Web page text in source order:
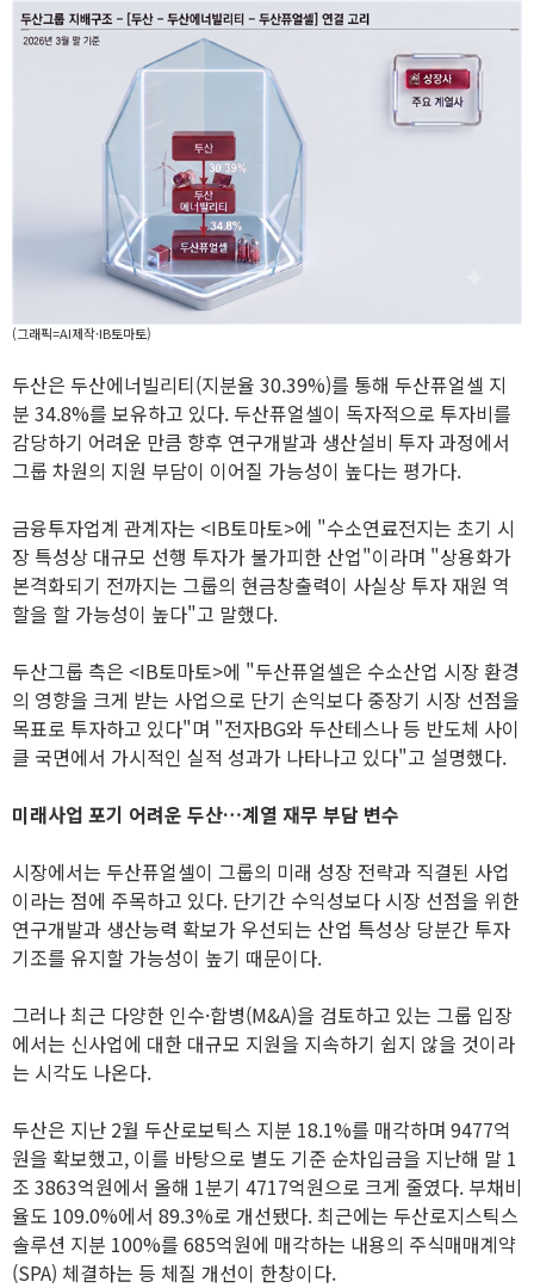
(그래픽=AI제작·IB토마토)
두산은 두산에너빌리티(지분율 30.39%)를 통해 두산퓨얼셀 지
분 34.8%를 보유하고 있다. 두산퓨얼셀이 독자적으로 투자비를
감당하기 어려운 만큼 향후 연구개발과 생산설비 투자 과정에서
그룹 차원의 지원 부담이 이어질 가능성이 높다는 평가다.
금융투자업계 관계자는 <IB토마토>에 "수소연료전지는 초기 시
장 특성상 대규모 선행 투자가 불가피한 산업"이라며 "상용화가
본격화되기 전까지는 그룹의 현금창출력이 사실상 투자 재원 역
할을 할 가능성이 높다"고 말했다.
두산그룹 측은 <IB토마토>에 "두산퓨얼셀은 수소산업 시장 환경
의 영향을 크게 받는 사업으로 단기 손익보다 중장기 시장 선점을
목표로 투자하고 있다"며 "전자BG와 두산테스나 등 반도체 사이
클 국면에서 가시적인 실적 성과가 나타나고 있다"고 설명했다.
미래사업 포기 어려운 두산…계열 재무 부담 변수
시장에서는 두산퓨얼셀이 그룹의 미래 성장 전략과 직결된 사업
이라는 점에 주목하고 있다. 단기간 수익성보다 시장 선점을 위한
연구개발과 생산능력 확보가 우선되는 산업 특성상 당분간 투자
기조를 유지할 가능성이 높기 때문이다.
그러나 최근 다양한 인수·합병(M&A)을 검토하고 있는 그룹 입장
에서는 신사업에 대한 대규모 지원을 지속하기 쉽지 않을 것이라
는 시각도 나온다.
두산은 지난 2월 두산로보틱스 지분 18.1%를 매각하며 9477억
원을 확보했고, 이를 바탕으로 별도 기준 순차입금을 지난해 말 1
조 3863억원에서 올해 1분기 4717억원으로 크게 줄였다. 부채비
율도 109.0%에서 89.3%로 개선됐다. 최근에는 두산로지스틱스
솔루션 지분 100%를 685억원에 매각하는 내용의 주식매매계약
(SPA) 체결하는 등 체질 개선이 한창이다.